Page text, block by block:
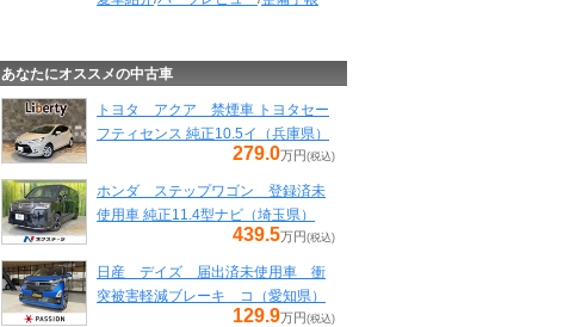
あなたにオススメの中古車
トヨタ アクア 禁煙車 トヨタセー
フティセンス 純正10.5イ（兵庫県）
279.0万円(税込)
ホンダ ステップワゴン 登録済未
使用車 純正11.4型ナビ（埼玉県）
439.5万円(税込)
日産 デイズ 届出済未使用車 衝
突被害軽減ブレーキ コ（愛知県）
129.9万円(税込)